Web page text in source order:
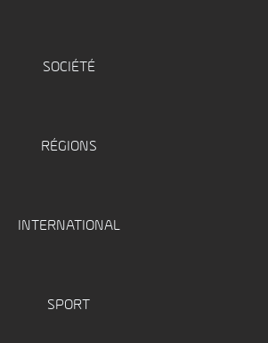
SOCIÉTÉ
RÉGIONS
INTERNATIONAL
SPORT